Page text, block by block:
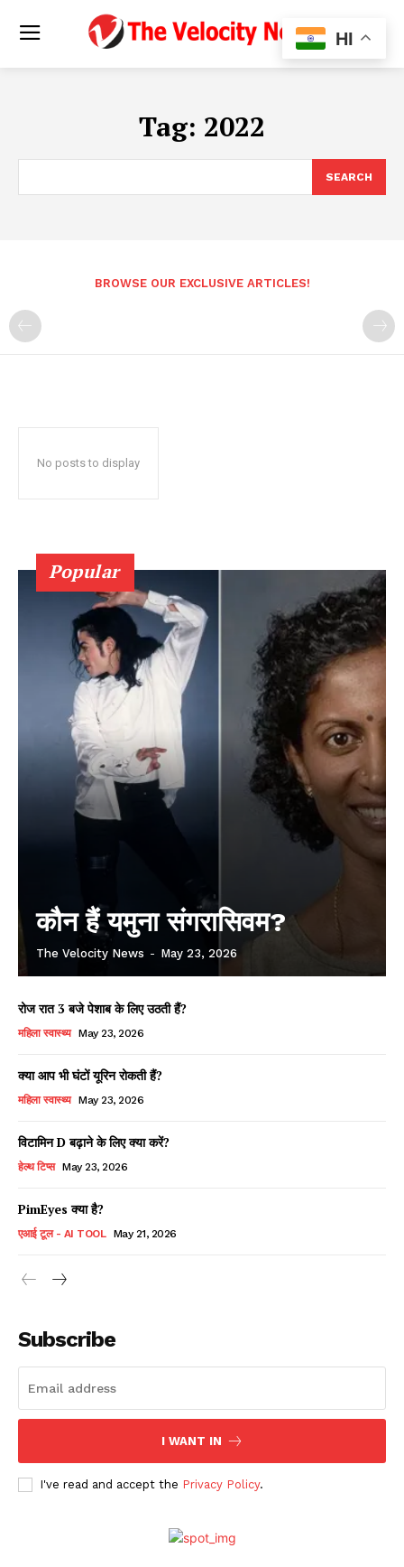
Tag: 2022
SEARCH
BROWSE OUR EXCLUSIVE ARTICLES!
No posts to display
Popular
कौन हैं यमुना संगरासिवम?
The Velocity News - May 23, 2026
रोज रात 3 बजे पेशाब के लिए उठती हैं?
महिला स्वास्थ्य May 23, 2026
क्या आप भी घंटों यूरिन रोकती हैं?
महिला स्वास्थ्य May 23, 2026
विटामिन D बढ़ाने के लिए क्या करें?
हेल्थ टिप्स May 23, 2026
PimEyes क्या है?
एआई टूल - AI TOOL May 21, 2026
Subscribe
I WANT IN
I've read and accept the Privacy Policy.
HI